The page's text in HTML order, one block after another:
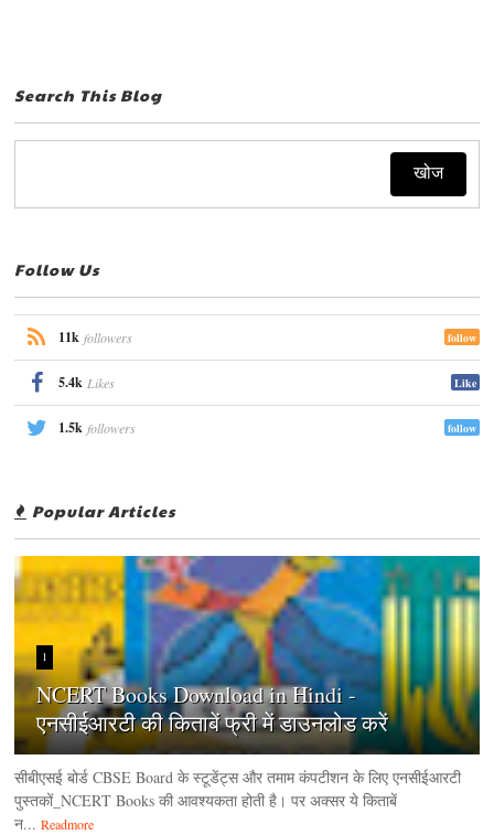
Search This Blog
Follow Us
11k followers follow
5.4k Likes Like
1.5k followers follow
Popular Articles
1
NCERT Books Download in Hindi -
एनसीईआरटी की किताबें फ्री में डाउनलोड करें
सीबीएसई बोर्ड CBSE Board के स्टूडेंट्स और तमाम कंपटीशन के लिए एनसीईआरटी
पुस्तकों_NCERT Books की आवश्यकता होती है। पर अक्सर ये किताबें
न... Readmore